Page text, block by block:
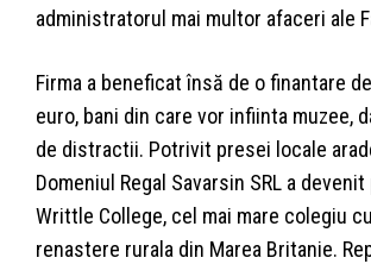
administratorul mai multor afaceri ale
Firma a beneficat însă de o finantare
euro, bani din care vor infiinta muzee,
de distractii. Potrivit presei locale
Domeniul Regal Savarsin SRL a devenit
Writtle College, cel mai mare colegiu
renastere rurala din Marea Britanie.